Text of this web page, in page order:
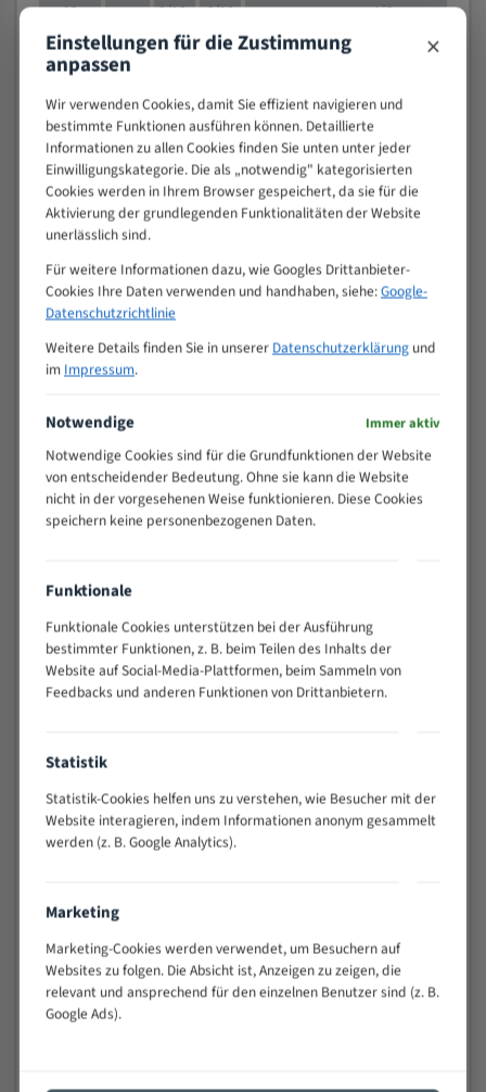
12
8/12 6/10
4/6
15
8/12 6/10
4/5
20
4/5
50
80
> 100
VOLLMATERIAL
M (mm)
Zoll (ZpZ))
>
25
10/14
15 - 40
8/12
25 - 50
50 - 120
80 - 180
3/4
130 -
350
2/3
200 -
> 500
0,75/1,25
Vorteile:
Widerstandsfähig gegen Zahnbruch auch bei
wechselnde Verbindungslängen)
Sehr geringe Vibration
Technische Beschreibung:
Positiver Spanwinkel
Bandkörper aus hochlegiertem Federstahl
Legierte HSS-beschichtete Zahnspitzen
Einstellungen für die Zustimmung
anpassen ×
Wir verwenden Cookies, damit Sie effizient navigieren und
bestimmte Funktionen ausführen können. Detaillierte
Informationen zu allen Cookies finden Sie unten unter jeder
Einwilligungskategorie. Die als „notwendig" kategorisierten
Cookies werden in Ihrem Browser gespeichert, da sie für die
Aktivierung der grundlegenden Funktionalitäten der Website
unerlässlich sind.
Für weitere Informationen dazu, wie Googles Drittanbieter-
Cookies Ihre Daten verwenden und handhaben, siehe:Google-
Datenschutzrichtlinie
Weitere Details finden Sie in unserer Datenschutzerklärungund
im Impressum.
Notwendige Immer aktiv
Notwendige Cookies sind für die Grundfunktionen der Website
von entscheidender Bedeutung. Ohne sie kann die Website
nicht in der vorgesehenen Weise funktionieren. Diese Cookies
speichern keine personenbezogenen Daten.
Funktionale
Funktionale Cookies unterstützen bei der Ausführung
bestimmter Funktionen, z. B. beim Teilen des Inhalts der
Website auf Social-Media-Plattformen, beim Sammeln von
Feedbacks und anderen Funktionen von Drittanbietern.
Statistik
Statistik-Cookies helfen uns zu verstehen, wie Besucher mit der
Website interagieren, indem Informationen anonym gesammelt
werden (z. B. Google Analytics).
Marketing
Marketing-Cookies werden verwendet, um Besuchern auf
Websites zu folgen. Die Absicht ist, Anzeigen zu zeigen, die
relevant und ansprechend für den einzelnen Benutzer sind (z. B.
Google Ads).